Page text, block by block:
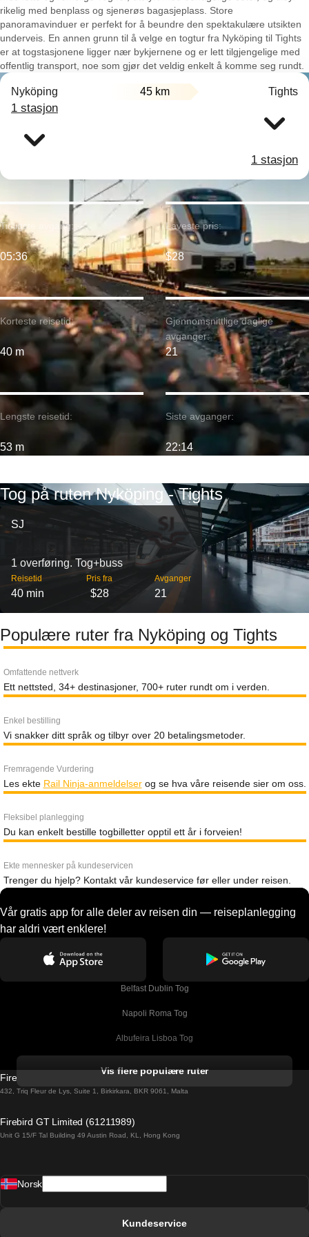
rikelig med benplass og sjenerøs bagasjeplass. Store
panoramavinduer er perfekt for å beundre den spektakulære utsikten
underveis. En annen grunn til å velge en togtur fra Nyköping til Tights
er at togstasjonene ligger nær bykjernene og er lett tilgjengelige med
offentlig transport, noe som gjør det veldig enkelt å komme seg rundt.
Nyköping 45 km Tights
1 stasjon
1 stasjon
Korteste reisetid:
40 m
Tidligste avgang:
05:36
Lengste reisetid:
53 m
Laveste pris:
$28
Gjennomsnittlige daglige
avganger:
21
Siste avganger:
22:14
Tog på ruten Nyköping - Tights
SJ
1 overføring. Tog+buss
Reisetid
40 min
Pris fra
$28
Avganger
21
Populære ruter fra Nyköping og Tights
Omfattende nettverk
Ett nettsted, 34+ destinasjoner, 700+ ruter rundt om i verden.
Enkel bestilling
Vi snakker ditt språk og tilbyr over 20 betalingsmetoder.
Fremragende Vurdering
Les ekte Rail Ninja-anmeldelserog se hva våre reisende sier om oss.
Fleksibel planlegging
Du kan enkelt bestille togbilletter opptil ett år i forveien!
Ekte mennesker på kundeservicen
Trenger du hjelp? Kontakt vår kundeservice før eller under reisen.
Vår gratis app for alle deler av reisen din — reiseplanlegging
har aldri vært enklere!
Belfast Dublin Tog
Napoli Roma Tog
Albufeira Lisboa Tog
Barcelona Madrid Tog
Barcelona Sevilla Tog
Vis flere populære ruter
Firebird GT Limited (OC 1451)
432, Triq Fleur de Lys, Suite 1, Birkirkara, BKR 9061, Malta
Firebird GT Limited (61211989)
Unit G 15/F Tal Building 49 Austin Road, KL, Hong Kong
Norsk
Kundeservice